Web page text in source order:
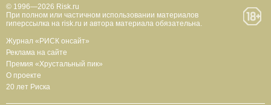
© 1996—2026 Risk.ru
При полном или частичном использовании материалов
гиперссылка на risk.ru и автора материала обязательна.
Журнал «РИСК онсайт»
Реклама на сайте
Премия «Хрустальный пик»
О проекте
20 лет Риска